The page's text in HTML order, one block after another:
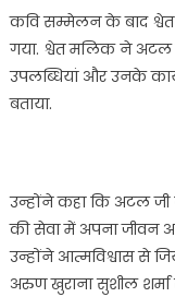
कवि सम्मेलन के बाद श्वेत
गया. श्वेत मलिक ने अटल
उपलब्धियां और उनके
बताया.
उन्होंने कहा कि अटल
की सेवा में अपना जीवन
उन्होंने आत्मविश्वास से
अरुण खुराना सुशील